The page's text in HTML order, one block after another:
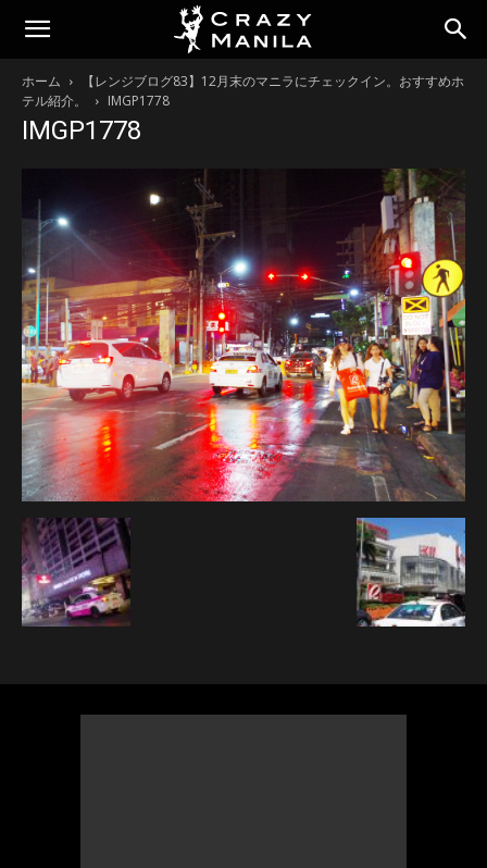
ホーム
【レンジブログ83】12月末のマニラにチェックイン。おすすめホ
テル紹介。
IMGP1778
IMGP1778